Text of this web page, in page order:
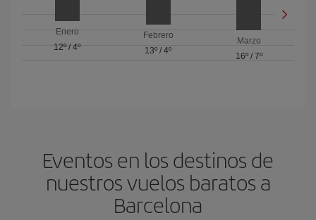
Enero
12º/4º
Febrero
13º / 4º
Marzo
16º/ 7º
Eventos en los destinos de
nuestros vuelos baratos a
Barcelona